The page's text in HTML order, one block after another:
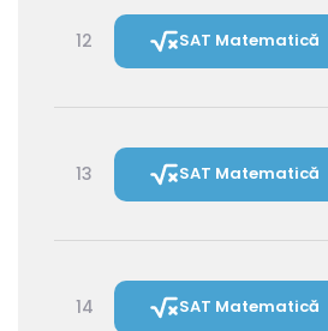
12 SAT Matematică
13 SAT Matematică
14 SAT Matematică